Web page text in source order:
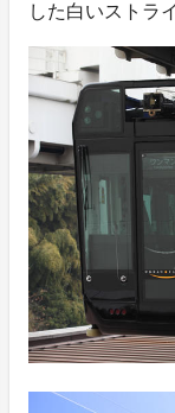
した白いストラ